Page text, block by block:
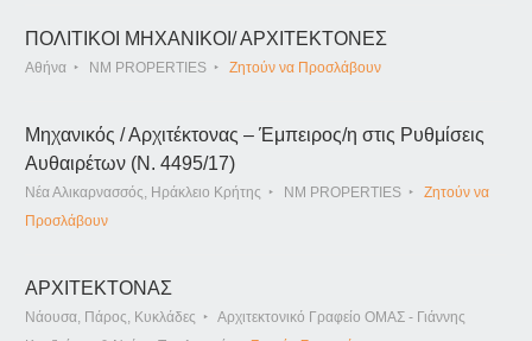
ΠΟΛΙΤΙΚΟΙ ΜΗΧΑΝΙΚΟΙ/ ΑΡΧΙΤΕΚΤΟΝΕΣ
Αθήνα NM PROPERTIES Ζητούν να Προσλάβουν
Μηχανικός / Αρχιτέκτονας – Έμπειρος/η στις Ρυθμίσεις
Αυθαιρέτων (Ν. 4495/17)
Νέα Αλικαρνασσός, Ηράκλειο Κρήτης NM PROPERTIES
Ζητούν να
Προσλάβουν
ΑΡΧΙΤΕΚΤΟΝΑΣ
Νάουσα, Πάρος, Κυκλάδες
Αρχιτεκτονικό Γραφείο ΟΜΑΣ - Γιάννης